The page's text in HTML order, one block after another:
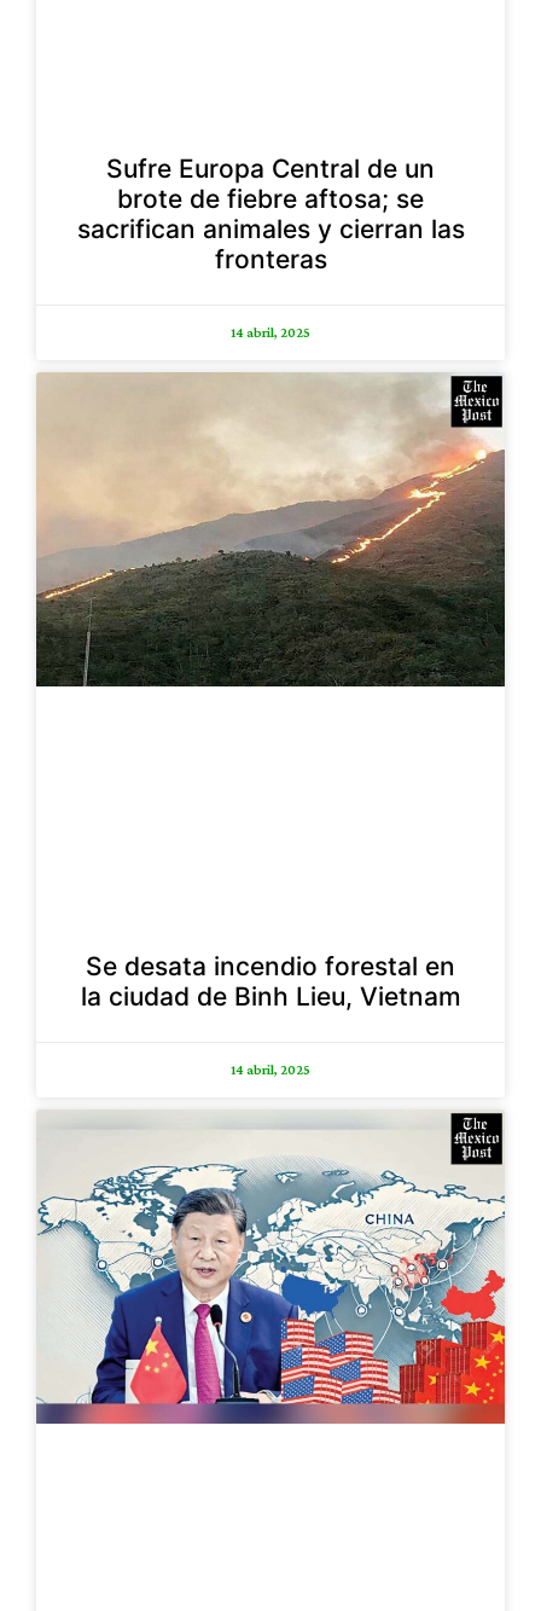
Sufre Europa Central de un
brote de fiebre aftosa; se
sacrifican animales y cierran las
fronteras
14 abril, 2025
Se desata incendio forestal en
la ciudad de Binh Lieu, Vietnam
14 abril, 2025